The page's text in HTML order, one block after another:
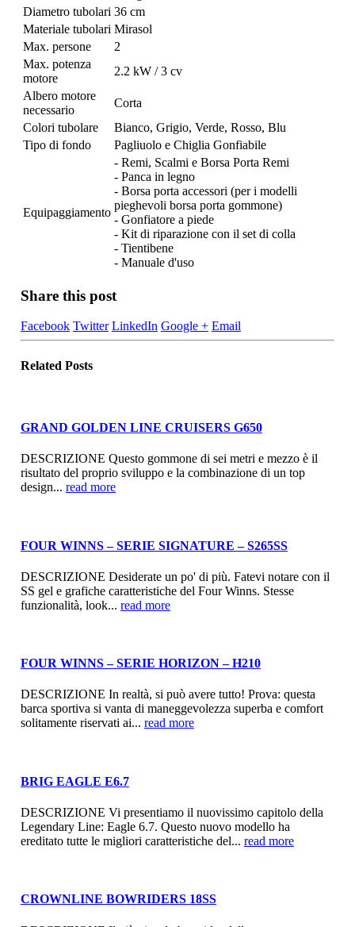
Diametro tubolari 36 cm
Materiale tubolari Mirasol
Max. persone
2
Max. potenza
motore
2.2 kW / 3 cv
Albero motore
necessario
Corta
Colori tubolare
Bianco, Grigio, Verde, Rosso, Blu
Tipo di fondo
Pagliuolo e Chiglia Gonfiabile
Equipaggiamento
- Remi, Scalmi e Borsa Porta Remi
- Panca in legno
- Borsa porta accessori (per i modelli
pieghevoli borsa porta gommone)
- Gonfiatore a piede
- Kit di riparazione con il set di colla
- Tientibene
- Manuale d'uso
Share this post
Facebook Twitter LinkedIn Google + Email
Related Posts
GRAND GOLDEN LINE CRUISERS G650
DESCRIZIONE Questo gommone di sei metri e mezzo è il
risultato del proprio sviluppo e la combinazione di un top
design... read more
FOUR WINNS – SERIE SIGNATURE – S265SS
DESCRIZIONE Desiderate un po' di più. Fatevi notare con il
SS gel e grafiche caratteristiche del Four Winns. Stesse
funzionalità, look... read more
FOUR WINNS – SERIE HORIZON – H210
DESCRIZIONE In realtà, si può avere tutto! Prova: questa
barca sportiva si vanta di maneggevolezza superba e comfort
solitamente riservati ai... read more
BRIG EAGLE E6.7
DESCRIZIONE Vi presentiamo il nuovissimo capitolo della
Legendary Line: Eagle 6.7. Questo nuovo modello ha
ereditato tutte le migliori caratteristiche del... read more
CROWNLINE BOWRIDERS 18SS